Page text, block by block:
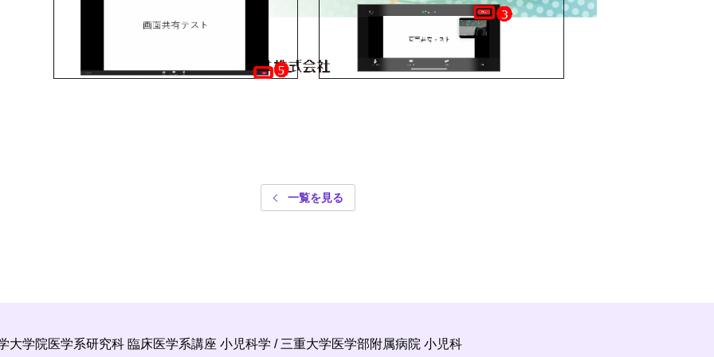
一覧を見る
大学院医学系研究科 臨床医学系講座 小児科学 /三重大学医学部附属病院 小児科